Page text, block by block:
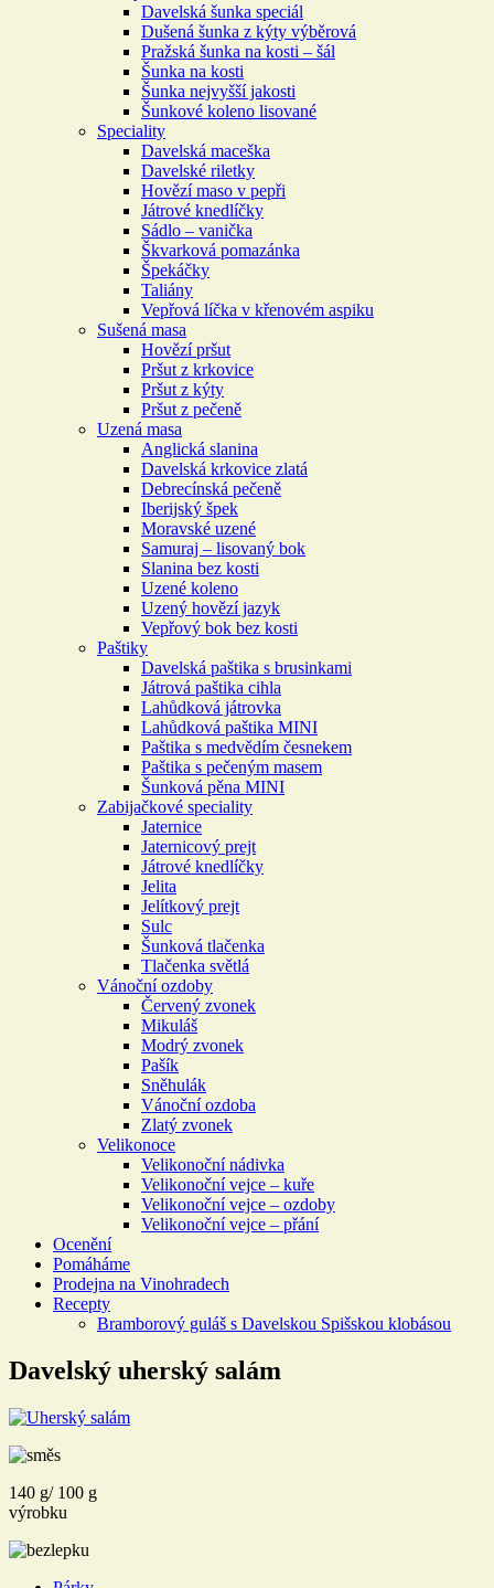
Davelská šunka speciál
Dušená šunka z kýty výběrová
Pražská šunka na kosti – šál
Šunka na kosti
Šunka nejvyšší jakosti
Šunkové koleno lisované
Speciality
Davelská maceška
Davelské riletky
Hovězí maso v pepři
Játrové knedlíčky
Sádlo – vanička
Škvarková pomazánka
Špekáčky
Taliány
Vepřová líčka v křenovém aspiku
Sušená masa
Hovězí pršut
Pršut z krkovice
Pršut z kýty
Pršut z pečeně
Uzená masa
Anglická slanina
Davelská krkovice zlatá
Debrecínská pečeně
Iberijský špek
Moravské uzené
Samuraj – lisovaný bok
Slanina bez kosti
Uzené koleno
Uzený hovězí jazyk
Vepřový bok bez kosti
Paštiky
Davelská paštika s brusinkami
Játrová paštika cihla
Lahůdková játrovka
Lahůdková paštika MINI
Paštika s medvědím česnekem
Paštika s pečeným masem
Šunková pěna MINI
Zabijačkové speciality
Jaternice
Jaternicový prejt
Játrové knedlíčky
Jelita
Jelítkový prejt
Sulc
Šunková tlačenka
Tlačenka světlá
Vánoční ozdoby
Červený zvonek
Mikuláš
Modrý zvonek
Pašík
Sněhulák
Vánoční ozdoba
Zlatý zvonek
Velikonoce
Velikonoční nádivka
Velikonoční vejce – kuře
Velikonoční vejce – ozdoby
Velikonoční vejce – přání
Ocenění
Pomáháme
Prodejna na Vinohradech
Recepty
Bramborový guláš s Davelskou Spišskou klobásou
Davelský uherský salám
140 g/ 100 g
výrobku